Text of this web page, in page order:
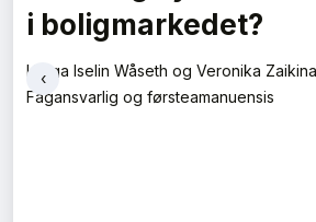
i boligmarkedet?
Helga Iselin Wåseth og Veronika Zaikina
Fagansvarlig og førsteamanuensis
‹